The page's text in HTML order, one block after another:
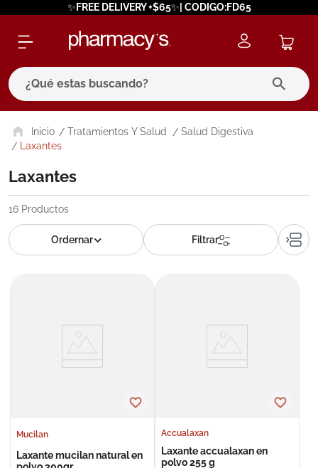
✨FREE DELIVERY +$65✨| CODIGO:FD65
¿Qué estas buscando?
Tratamientos Y Salud
Salud Digestiva
Laxantes
Laxantes
16 Productos
Mucilan
Laxante mucilan natural en
Accualaxan
Laxante accualaxan en
polvo 255 g
términos más buscados
2. protector solar
3. pilexil
5. cerave
roche posay